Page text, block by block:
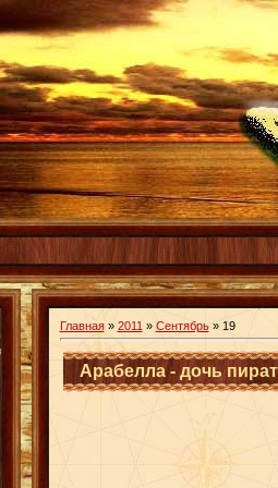
Главная» 2011 » Сентябрь » 19
Арабелла - дочь